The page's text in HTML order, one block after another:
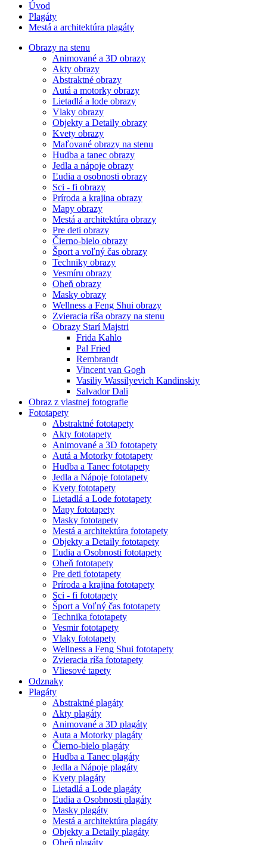
Úvod
Plagáty
Mestá a architektúra plagáty
Obrazy na stenu
Animované a 3D obrazy
Akty obrazy
Abstraktné obrazy
Autá a motorky obrazy
Lietadlá a lode obrazy
Vlaky obrazy
Objekty a Detaily obrazy
Kvety obrazy
Maľované obrazy na stenu
Hudba a tanec obrazy
Jedla a nápoje obrazy
Ľudia a osobnosti obrazy
Sci - fi obrazy
Príroda a krajina obrazy
Mapy obrazy
Mestá a architektúra obrazy
Pre deti obrazy
Čierno-bielo obrazy
Šport a voľný čas obrazy
Techniky obrazy
Vesmíru obrazy
Oheň obrazy
Masky obrazy
Wellness a Feng Shui obrazy
Zvieracia ríša obrazy na stenu
Obrazy Starí Majstri
Frida Kahlo
Pal Fried
Rembrandt
Vincent van Gogh
Vasiliy Wassilyevich Kandinskiy
Salvador Dali
Obraz z vlastnej fotografie
Fototapety
Abstraktné fototapety
Akty fototapety
Animované a 3D fototapety
Autá a Motorky fototapety
Hudba a Tanec fototapety
Jedla a Nápoje fototapety
Kvety fototapety
Lietadlá a Lode fototapety
Mapy fototapety
Masky fototapety
Mestá a architektúra fototapety
Objekty a Detaily fototapety
Ľudia a Osobnosti fototapety
Oheň fototapety
Pre deti fototapety
Príroda a krajina fototapety
Sci - fi fototapety
Šport a Voľný čas fototapety
Technika fototapety
Vesmir fototapety
Vlaky fototapety
Wellness a Feng Shui fototapety
Zvieracia ríša fototapety
Vliesové tapety
Odznaky
Plagáty
Abstraktné plagáty
Akty plagáty
Animované a 3D plagáty
Auta a Motorky plagáty
Čierno-bielo plagáty
Hudba a Tanec plagáty
Jedla a Nápoje plagáty
Kvety plagáty
Lietadlá a Lode plagáty
Ľudia a Osobnosti plagáty
Masky plagáty
Mestá a architektúra plagáty
Objekty a Detaily plagáty
Oheň plagáty